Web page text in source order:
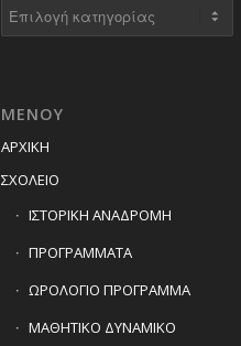
Kατηγορίες
ΜΕΝΟΥ
ΑΡΧΙΚΗ
ΣΧΟΛΕΙΟ
ΙΣΤΟΡΙΚΗ ΑΝΑΔΡΟΜΗ
ΠΡΟΓΡΑΜΜΑΤΑ
ΩΡΟΛΟΓΙΟ ΠΡΟΓΡΑΜΜΑ
ΜΑΘΗΤΙΚΟ ΔΥΝΑΜΙΚΟ